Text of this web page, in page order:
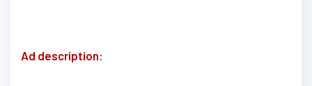
Ad description: